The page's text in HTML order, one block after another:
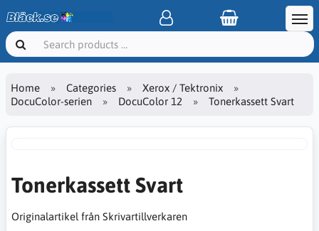
Home Categories
Xerox / Tektronix
DocuColor-serien
DocuColor 12 Tonerkassett Svart
Tonerkassett Svart
Originalartikel från Skrivartillverkaren